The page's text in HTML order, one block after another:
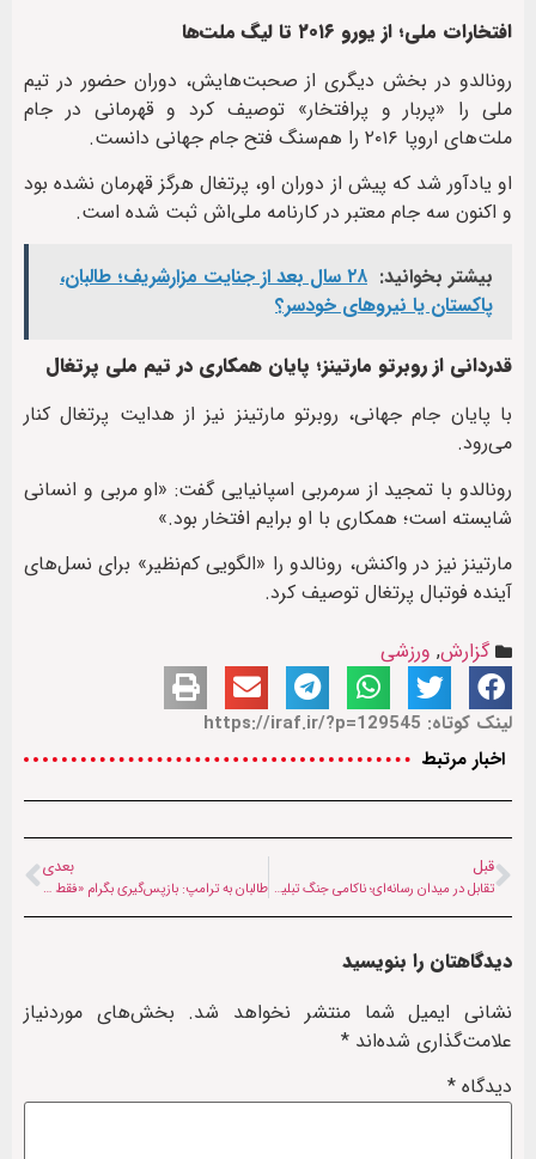
افتخارات ملی؛ از یورو ۲۰۱۶ تا لیگ ملت‌ها
رونالدو در بخش دیگری از صحبت‌هایش، دوران حضور در تیم
ملی را «پربار و پرافتخار» توصیف کرد و قهرمانی در جام
ملت‌های اروپا ۲۰۱۶ را هم‌سنگ فتح جام جهانی دانست.
او یادآور شد که پیش از دوران او، پرتغال هرگز قهرمان نشده بود
و اکنون سه جام معتبر در کارنامه ملی‌اش ثبت شده است.
بیشتر بخوانید:
۲۸ سال بعد از جنایت مزارشریف؛ طالبان،
پاکستان یا نیروهای خودسر؟
قدردانی از روبرتو مارتینز؛ پایان همکاری در تیم ملی پرتغال
با پایان جام جهانی، روبرتو مارتینز نیز از هدایت پرتغال کنار
می‌رود.
رونالدو با تمجید از سرمربی اسپانیایی گفت: «او مربی و انسانی
شایسته است؛ همکاری با او برایم افتخار بود.»
مارتینز نیز در واکنش، رونالدو را «الگویی کم‌نظیر» برای نسل‌های
آینده فوتبال پرتغال توصیف کرد.
گزارش, ورزشی
لینک کوتاه: https://iraf.ir/?p=129545
اخبار مرتبط
قبل
تقابل در میدان رسانه‌ای؛ ناکامی جنگ تبلیغاتی غرب در برابر شکوه حضور میلیونی مردم ایران
بعدی
طالبان به ترامپ: بازپس‌گیری بگرام «فقط در خواب» ممکن است
دیدگاهتان را بنویسید
نشانی ایمیل شما منتشر نخواهد شد. بخش‌های موردنیاز
علامت‌گذاری شده‌اند *
دیدگاه *